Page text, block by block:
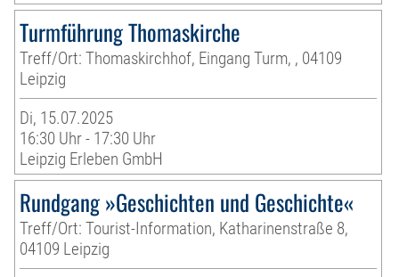
Turmführung Thomaskirche
Treff/Ort: Thomaskirchhof, Eingang Turm, , 04109
Leipzig
Di, 15.07.2025
16:30 Uhr - 17:30 Uhr
Leipzig Erleben GmbH
Rundgang »Geschichten und Geschichte«
Treff/Ort: Tourist-Information, Katharinenstraße 8,
04109 Leipzig